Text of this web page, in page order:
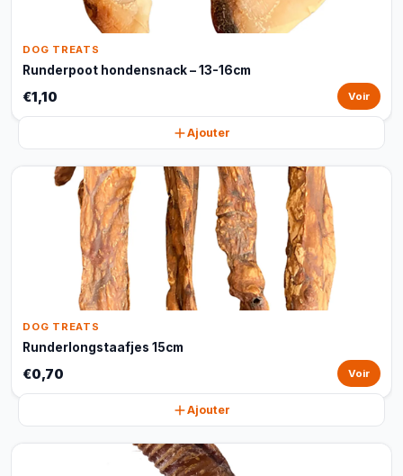
DOG TREATS
Runderpoot hondensnack – 13-16cm
€1,10 Voir
Ajouter
DOG TREATS
Runderlongstaafjes 15cm
€0,70 Voir
Ajouter